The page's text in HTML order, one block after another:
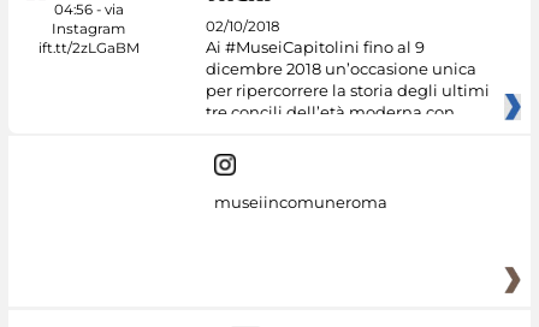
02/10/2018
Ai #MuseiCapitolini fino al 9
dicembre 2018 un’occasione unica
per ripercorrere la storia degli ultimi
tre concili dell’età moderna con
museiincomuneroma